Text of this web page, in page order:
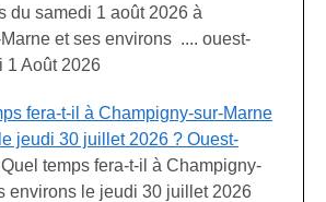
du samedi 1 août 2026 à
et ses environs .... ouest-
1 Août 2026
fera-t-il à Champigny-sur-Marne
jeudi 30 juillet 2026 ? Ouest-
temps fera-t-il à Champigny-
environs le jeudi 30 juillet 2026